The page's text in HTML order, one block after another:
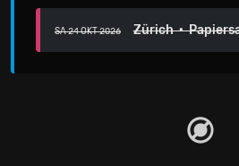
SA 24 OKT 2026 Zürich ·